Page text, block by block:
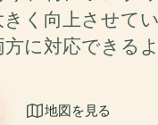
く向上させて
に対応できる
地図を見る